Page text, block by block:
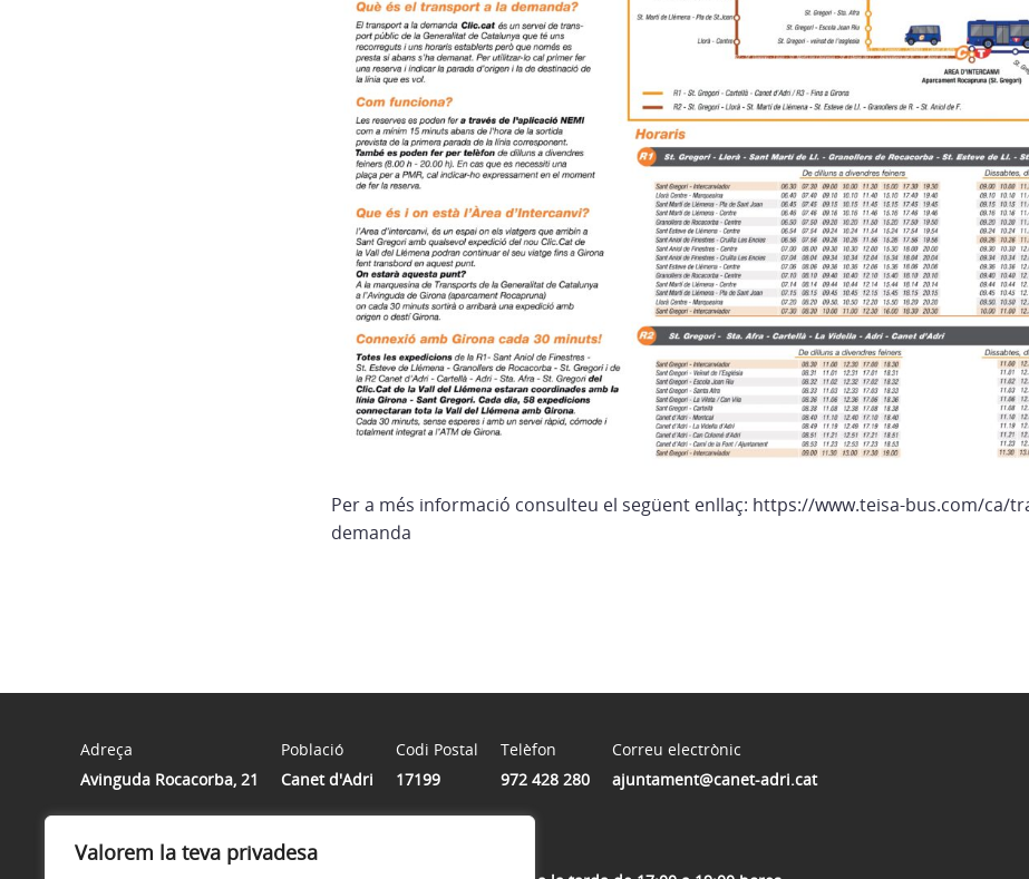
Valorem la teva privadesa
Per a més informació consulteu el següent enllaç: https://www.teisa-bus.com/ca/
demanda
Adreça
Avinguda Rocacorba, 21
Població
Canet d'Adri
Codi Postal
17199
Telèfon
972 428 280
Correu electrònic
ajuntament@canet-adri.cat
Horari